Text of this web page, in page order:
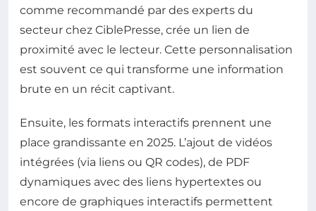
comme recommandé par des experts du
secteur chez CiblePresse, crée un lien de
proximité avec le lecteur. Cette personnalisation
est souvent ce qui transforme une information
brute en un récit captivant.
Ensuite, les formats interactifs prennent une
place grandissante en 2025. L’ajout de vidéos
intégrées (via liens ou QR codes), de PDF
dynamiques avec des liens hypertextes ou
encore de graphiques interactifs permettent